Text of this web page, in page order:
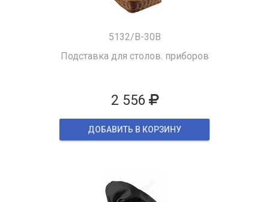
5132/B-30B
Подставка для столов. приборов
2 556
ДОБАВИТЬ В КОРЗИНУ